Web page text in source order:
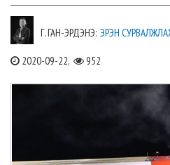
Г. ГАН-ЭРДЭНЭ: ЭРЭН
2020-09-22, 952